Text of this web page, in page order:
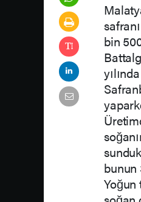
bin
bunun
Yoğun